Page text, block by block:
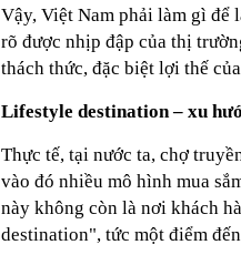
Vậy, Việt Nam phải làm gì để
rõ được nhịp đập của thị
thách thức, đặc biệt lợi thế
Lifestyle destination – xu
Thực tế, tại nước ta, chợ
vào đó nhiều mô hình mua
này không còn là nơi khách
destination", tức một điểm